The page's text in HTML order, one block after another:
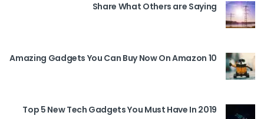
Share What Others are Saying
10 Amazing Gadgets You Can Buy Now On Amazon
Top 5 New Tech Gadgets You Must Have In 2019